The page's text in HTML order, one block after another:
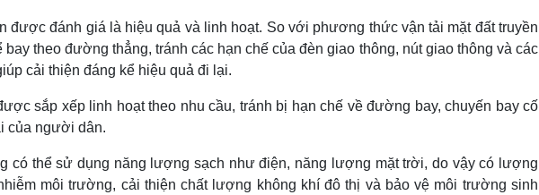
được đánh giá là hiệu quả và linh hoạt. So với phương thức vận tải mặt đất truyền
theo đường thẳng, tránh các hạn chế của đèn giao thông, nút giao thông và các
cải thiện đáng kể hiệu quả đi lại.
sắp xếp linh hoạt theo nhu cầu, tránh bị hạn chế về đường bay, chuyến bay cố
của người dân.
có thể sử dụng năng lượng sạch như điện, năng lượng mặt trời, do vậy có lượng
môi trường, cải thiện chất lượng không khí đô thị và bảo vệ môi trường sinh